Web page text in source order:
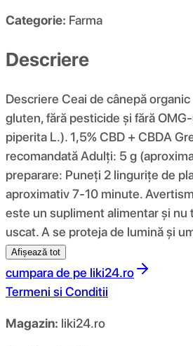
Categorie: Farma
Descriere
Descriere Ceai de cânepă
gluten, fără pesticide și fără
piperita L.). 1,5% CBD + CBDA
recomandată Adulți: 5 g
preparare: Puneți 2 lingurițe de
aproximativ 7-10 minute.
este un supliment alimentar și nu
uscat. A se proteja de lumină și
Afișează tot
cumpara de pe liki24.ro
Termeni si Conditii
Magazin: liki24.ro